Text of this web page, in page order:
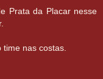
Prata da Placar nesse
nas costas.